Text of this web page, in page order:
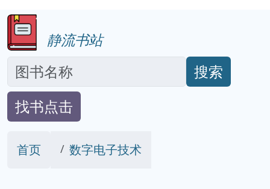
静流书站
搜索
找书点击
首页 数字电子技术